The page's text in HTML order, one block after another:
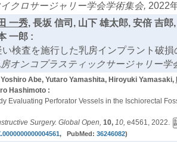
クロサージャリー学会学術集会, 2022
一秀, 長坂 信司, 山下 雄太郎, 安倍 吉郎
一郎 :
い検査を施行した乳房インプラント破損
オンコプラスティックサージャリー学
Abe, Yutaro Yamashita, Hiroyuki Yamasaki,
Hashimoto :
Evaluating Perforator Vessels in the Ischiorectal
Surgery. Global Open, 10, 10, e4561, 2022.
, PubMed: 36246082)